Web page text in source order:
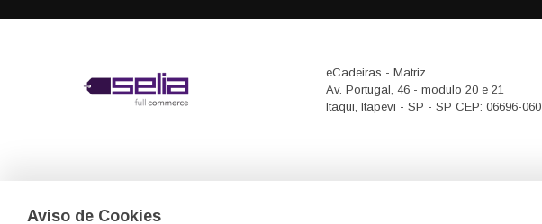
eCadeiras - Matriz
Av. Portugal, 46 - modulo 20 e 21
Itaqui, Itapevi - SP - SP CEP: 06696-060
Aviso de Cookies